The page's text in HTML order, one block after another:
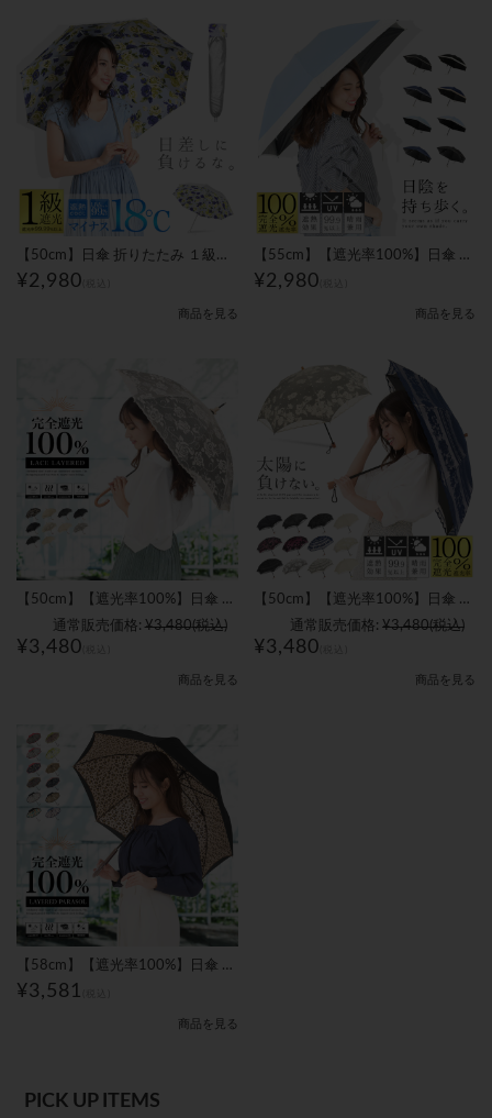
【50cm】日傘 折りたたみ １級遮光 ひんやりマイナス18℃ 軽量モデル 花柄｜レディース
¥2,980
商品を見る
【55cm】【遮光率100%】日傘 折りたたみ 完全遮光 晴雨兼用 バイカラー｜レディース
¥2,980
商品を見る
【50cm】【遮光率100%】日傘 二重張り レース 完全遮光 晴雨兼用｜レディース
通常販売価格: ¥3,480(税込)
¥3,480
商品を見る
【50cm】【遮光率100%】日傘 折りたたみ 二重張り レース 完全遮光 晴雨兼用｜レディース
通常販売価格: ¥3,480(税込)
¥3,480
商品を見る
【58cm】【遮光率100%】日傘 完全遮光 晴雨兼用 2重張り｜レディース
¥3,581
商品を見る
PICK UP ITEMS